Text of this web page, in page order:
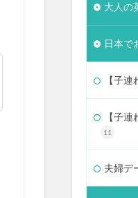
大人の
日本で
【子
【子
11
夫婦デ